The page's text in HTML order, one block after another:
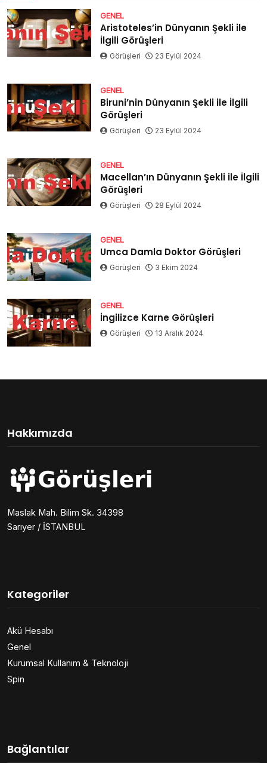
GENEL
Aristoteles’in Dünyanın Şekli ile
İlgili Görüşleri
Görüşleri 23 Eylül 2024
GENEL
Biruni’nin Dünyanın Şekli ile İlgili
Görüşleri
Görüşleri 23 Eylül 2024
GENEL
Macellan’ın Dünyanın Şekli ile İlgili
Görüşleri
Görüşleri 28 Eylül 2024
GENEL
Umca Damla Doktor Görüşleri
Görüşleri 3 Ekim 2024
GENEL
İngilizce Karne Görüşleri
Görüşleri 13 Aralık 2024
Hakkımızda
Maslak Mah. Bilim Sk. 34398
Sarıyer / İSTANBUL
Kategoriler
Akü Hesabı
Genel
Kurumsal Kullanım & Teknoloji
Spin
Bağlantılar